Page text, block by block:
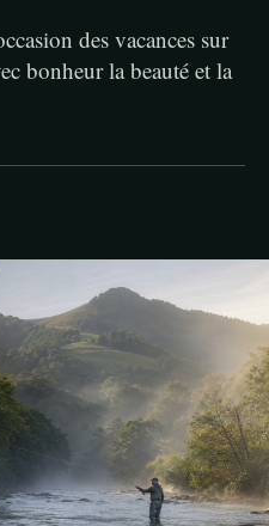
des vacances sur
bonheur la beauté et la